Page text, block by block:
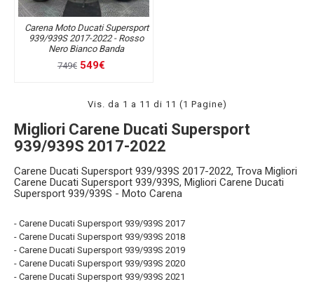
- Carene Ducati Supersport 939/939S 2017
- Carene Ducati Supersport 939/939S 2018
- Carene Ducati Supersport 939/939S 2019
- Carene Ducati Supersport 939/939S 2020
- Carene Ducati Supersport 939/939S 2021
Carena Moto Ducati Supersport
939/939S 2017-2022 - Rosso
Nero Bianco Banda
749€ 549€
Vis. da 1 a 11 di 11 (1 Pagine)
Migliori Carene Ducati Supersport
939/939S 2017-2022
Carene Ducati Supersport 939/939S 2017-2022, Trova Migliori
Carene Ducati Supersport 939/939S, Migliori Carene Ducati
Supersport 939/939S - Moto Carena